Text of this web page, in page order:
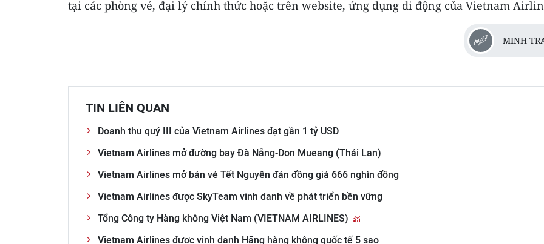
tại các phòng vé, đại lý chính thức hoặc trên website, ứng dụng di động của Vietnam
MINH
TIN LIÊN QUAN
Doanh thu quý III của Vietnam Airlines đạt gần 1 tỷ USD
Vietnam Airlines mở đường bay Đà Nẵng-Don Mueang (Thái Lan)
Vietnam Airlines mở bán vé Tết Nguyên đán đồng giá 666 nghìn đồng
Vietnam Airlines được SkyTeam vinh danh về phát triển bền vững
Tổng Công ty Hàng không Việt Nam (VIETNAM AIRLINES)
Vietnam Airlines được vinh danh Hãng hàng không quốc tế 5 sao